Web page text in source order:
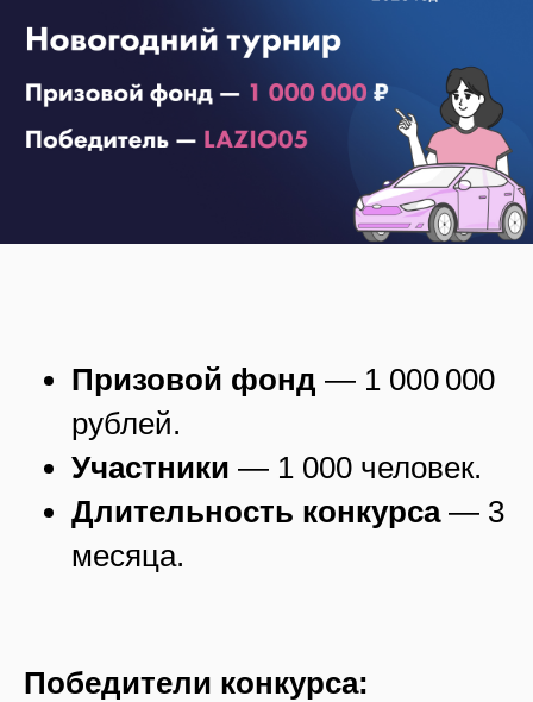
Призовой фонд — 1 000 000
рублей.
Участники — 1 000 человек.
Длительность конкурса— 3
месяца.
Победители конкурса: